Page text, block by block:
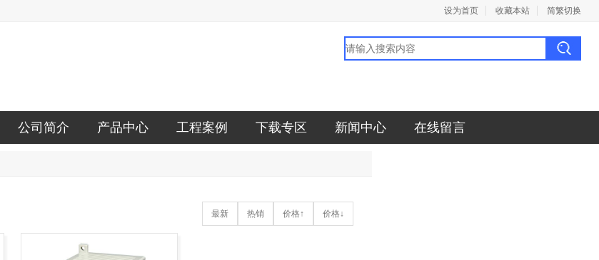
设为首页 收藏本站 简繁切换
公司简介 产品中心 工程案例 下载专区 新闻中心 在线留言
最新 热销 价格↑ 价格↓